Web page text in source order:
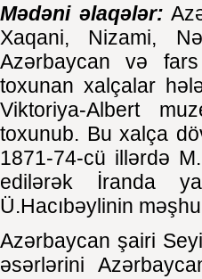
Mədəni əlaqələr:
Xaqani, Nizami,
Azərbaycan və
toxunan xalçalar
Viktoriya-Albert
toxunub. Bu xalça
1871-74-cü illərdə
edilərək İranda
Ü.Hacıbəylinin
Azərbaycan şairi
əsərlərini